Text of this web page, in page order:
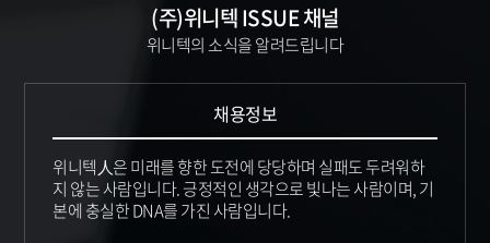
(주)위니텍 ISSUE 채널
위니텍의 소식을 알려드립니다
채용정보
위니텍人은 미래를 향한 도전에 당당하며 실패도 두려워하
지 않는 사람입니다. 긍정적인 생각으로 빛나는 사람이며, 기
본에 충실한 DNA를 가진 사람입니다.